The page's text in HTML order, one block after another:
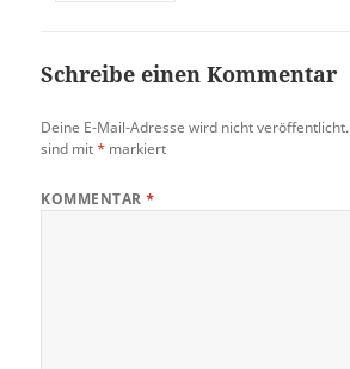
Schreibe einen Kommentar
Deine E-Mail-Adresse wird nicht veröffentlicht.
sind mit * markiert
KOMMENTAR*